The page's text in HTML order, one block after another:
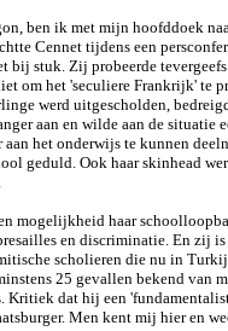
ben ik met mijn hoofddoek
Cennet tijdens een
bij stuk. Zij probeerde
om het 'seculiere Frankrijk' te
werd uitgescholden,
aan en wilde aan de
het onderwijs te kunnen
geduld. Ook haar skinhead
mogelijkheid haar
en discriminatie. En
scholieren die nu in
25 gevallen bekend van
Kritiek dat hij een
Men kent mij hier en